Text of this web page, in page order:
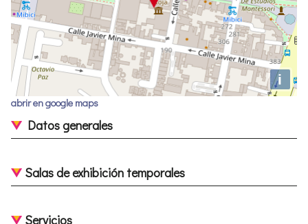
i
abrir en google maps
Datos generales
Salas de exhibición temporales
Servicios